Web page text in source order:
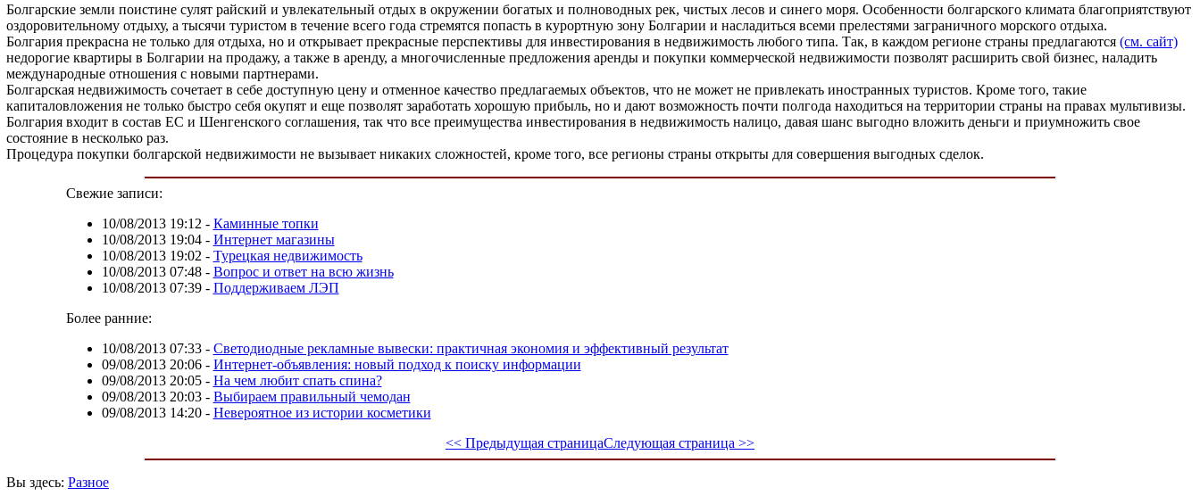
Болгарские земли поистине сулят райский и увлекательный отдых в окружении богатых и полноводных рек, чистых лесов и синего моря. Особенности болгарского климата благоприятствуют
оздоровительному отдыху, а тысячи туристом в течение всего года стремятся попасть в курортную зону Болгарии и насладиться всеми прелестями заграничного морского отдыха.
Болгария прекрасна не только для отдыха, но и открывает прекрасные перспективы для инвестирования в недвижимость любого типа. Так, в каждом регионе страны предлагаются (см. сайт)
недорогие квартиры в Болгарии на продажу, а также в аренду, а многочисленные предложения аренды и покупки коммерческой недвижимости позволят расширить свой бизнес, наладить
международные отношения с новыми партнерами.
Болгарская недвижимость сочетает в себе доступную цену и отменное качество предлагаемых объектов, что не может не привлекать иностранных туристов. Кроме того, такие
капиталовложения не только быстро себя окупят и еще позволят заработать хорошую прибыль, но и дают возможность почти полгода находиться на территории страны на правах мультивизы.
Болгария входит в состав ЕС и Шенгенского соглашения, так что все преимущества инвестирования в недвижимость налицо, давая шанс выгодно вложить деньги и приумножить свое
состояние в несколько раз.
Процедура покупки болгарской недвижимости не вызывает никаких сложностей, кроме того, все регионы страны открыты для совершения выгодных сделок.
Свежие записи:
10/08/2013 19:12 - Каминные топки
10/08/2013 19:04- Интернет магазины
10/08/2013 19:02 - Турецкая недвижимость
10/08/2013 07:48- Вопрос и ответ на всю жизнь
10/08/2013 07:39- Поддерживаем ЛЭП
Более ранние:
10/08/2013 07:33- Светодиодные рекламные вывески: практичная экономия и эффективный результат
09/08/2013 20:06- Интернет-объявления: новый подход к поиску информации
09/08/2013 20:05- На чем любит спать спина?
09/08/2013 20:03- Выбираем правильный чемодан
09/08/2013 14:20- Невероятное из истории косметики
<< Предыдущая страницаСледующая страница >>
Вы здесь: Разное